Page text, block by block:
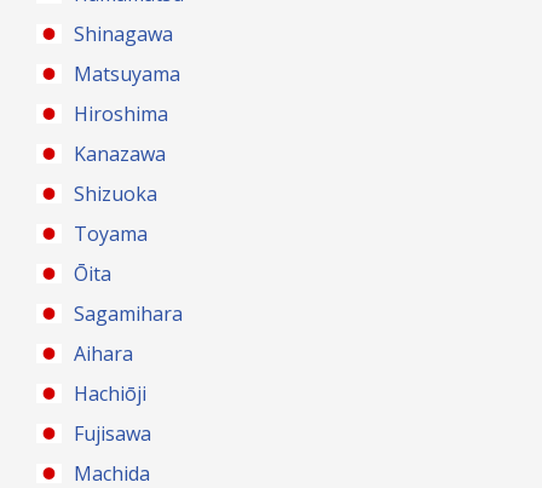
Shinagawa
Matsuyama
Hiroshima
Kanazawa
Shizuoka
Toyama
Ōita
Sagamihara
Aihara
Hachiōji
Fujisawa
Machida